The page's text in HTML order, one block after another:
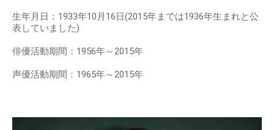
生年月日：1933年10月16日(2015年までは1936年生まれと公
表していました)
俳優活動期間：1956年～2015年
声優活動期間：1965年～2015年